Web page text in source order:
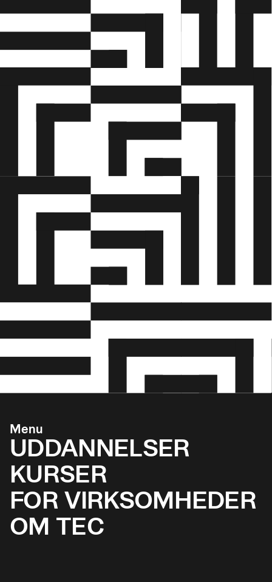
Menu
UDDANNELSER
KURSER
FOR VIRKSOMHEDER
OM TEC